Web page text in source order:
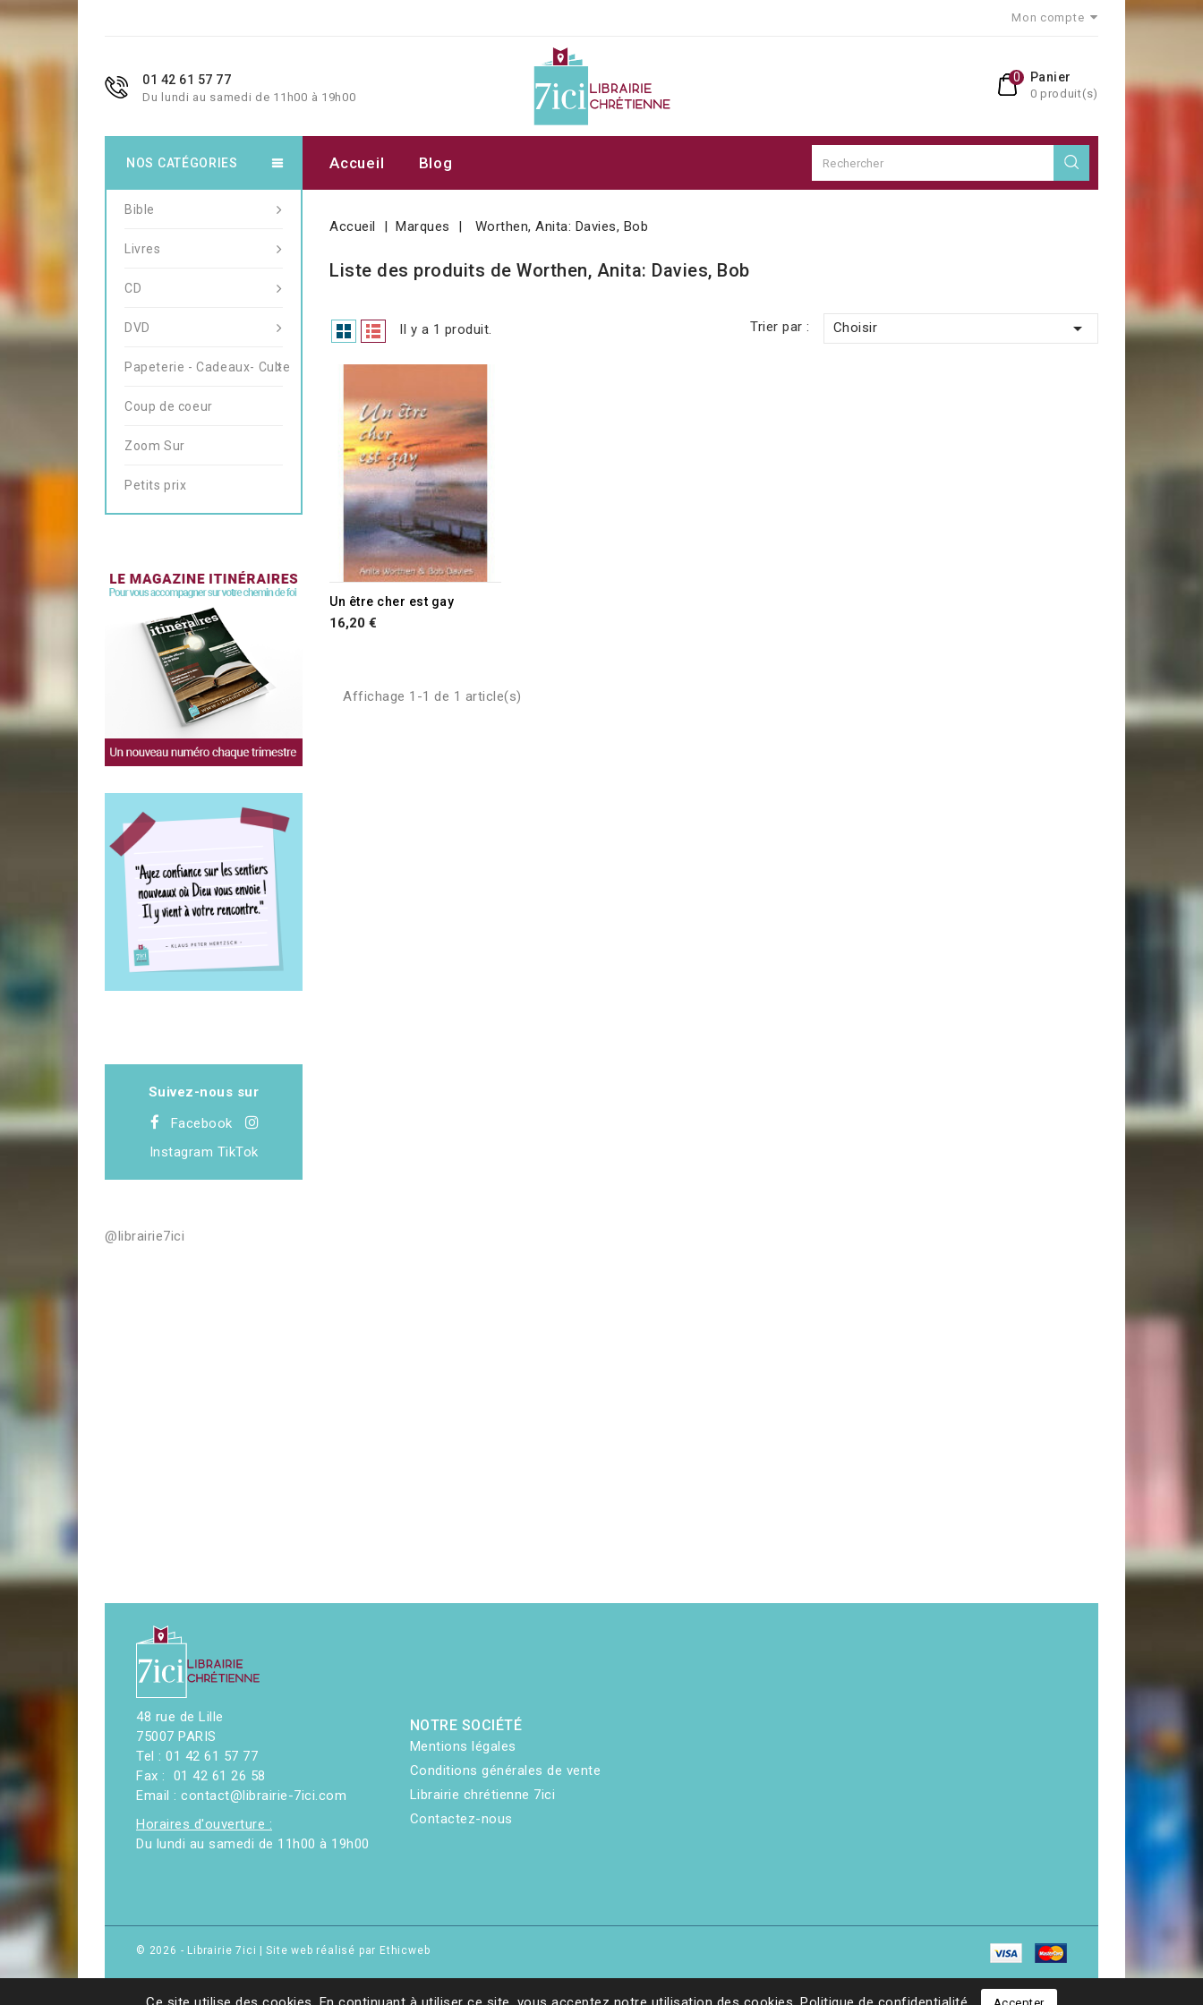
Mon compte
01 42 61 57 77
Du lundi au samedi de 11h00 à 19h00
Panier
0 produit(s)
0
Accueil Blog
NOS CATÉGORIES
Bible
Livres
CD
DVD
Papeterie - Cadeaux- Culte
Coup de coeur
Zoom Sur
Petits prix
Suivez-nous sur
Facebook
Instagram TikTok
@librairie7ici
Accueil Marques Worthen, Anita: Davies, Bob
Liste des produits de Worthen, Anita: Davies, Bob
Il y a 1 produit. Trier par : Choisir 
Un être cher est gay
16,20 €
Affichage 1-1 de 1 article(s)
48 rue de Lille
75007 PARIS
Tel : 01 42 61 57 77
Fax : 01 42 61 26 58
Email : contact@librairie-7ici.com
Horaires d'ouverture :
Du lundi au samedi de 11h00 à 19h00
NOTRE SOCIÉTÉ
Mentions légales
Conditions générales de vente
Librairie chrétienne 7ici
Contactez-nous
© 2026 - Librairie 7ici |Site web réalisé par Ethicweb